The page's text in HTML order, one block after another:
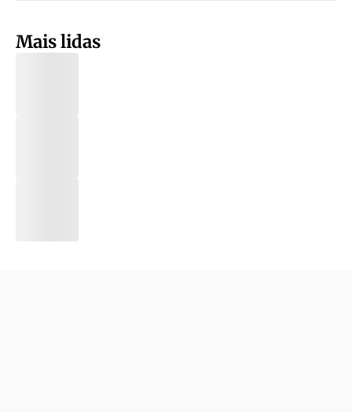
Mais lidas